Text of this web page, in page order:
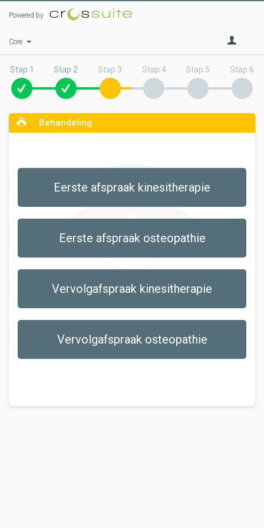
Powered by
Core
Stap 1 Stap 2 Stap 3 Stap 4 Stap 5 Stap 6
Behandeling
Eerste afspraak kinesitherapie
Eerste afspraak osteopathie
Vervolgafspraak kinesitherapie
Vervolgafspraak osteopathie